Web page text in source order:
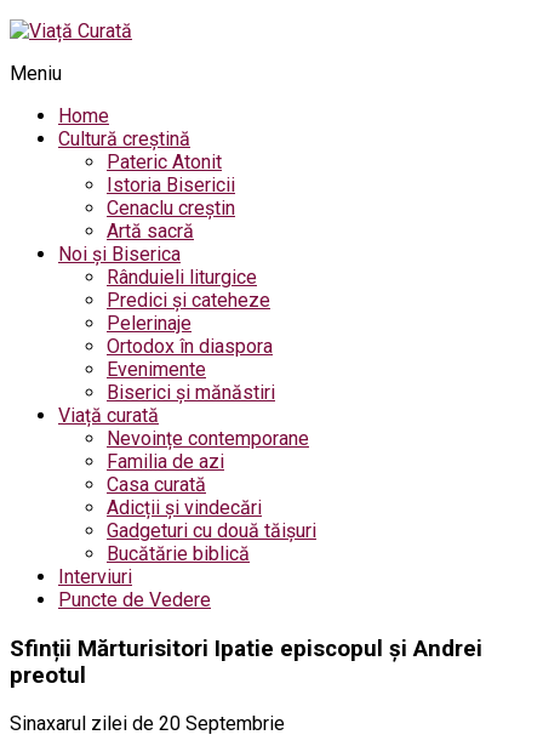
Meniu
Home
Cultură creștină
Pateric Atonit
Istoria Bisericii
Cenaclu creștin
Artă sacră
Noi și Biserica
Rânduieli liturgice
Predici și cateheze
Pelerinaje
Ortodox în diaspora
Evenimente
Biserici și mănăstiri
Viață curată
Nevoințe contemporane
Familia de azi
Casa curată
Adicții și vindecări
Gadgeturi cu două tăișuri
Bucătărie biblică
Interviuri
Puncte de Vedere
Sfinții Mărturisitori Ipatie episcopul și Andrei
preotul
Sinaxarul zilei de 20 Septembrie